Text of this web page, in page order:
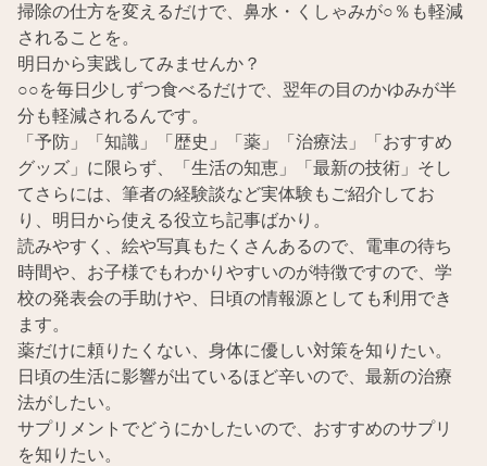
掃除の仕方を変えるだけで、鼻水・くしゃみが○％も軽減
されることを。
明日から実践してみませんか？
○○を毎日少しずつ食べるだけで、翌年の目のかゆみが半
分も軽減されるんです。
「予防」「知識」「歴史」「薬」「治療法」「おすすめ
グッズ」に限らず、「生活の知恵」「最新の技術」そし
てさらには、筆者の経験談など実体験もご紹介してお
り、明日から使える役立ち記事ばかり。
読みやすく、絵や写真もたくさんあるので、電車の待ち
時間や、お子様でもわかりやすいのが特徴ですので、学
校の発表会の手助けや、日頃の情報源としても利用でき
ます。
薬だけに頼りたくない、身体に優しい対策を知りたい。
日頃の生活に影響が出ているほど辛いので、最新の治療
法がしたい。
サプリメントでどうにかしたいので、おすすめのサプリ
を知りたい。